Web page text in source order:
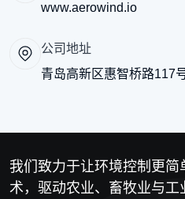
www.aerowind.io
公司地址
青岛高新区惠智桥路117
我们致力于让环境控制更
术，驱动农业、畜牧业与工